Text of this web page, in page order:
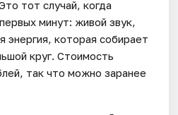
тот случай, когда
минут: живой звук,
энергия, которая собирает
круг. Стоимость
так что можно заранее